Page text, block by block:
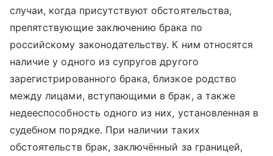
случаи, когда присутствуют обстоятельства,
препятствующие заключению брака по
российскому законодательству. К ним относятся
наличие у одного из супругов другого
зарегистрированного брака, близкое родство
между лицами, вступающими в брак, а также
недееспособность одного из них, установленная в
судебном порядке. При наличии таких
обстоятельств брак, заключённый за границей,